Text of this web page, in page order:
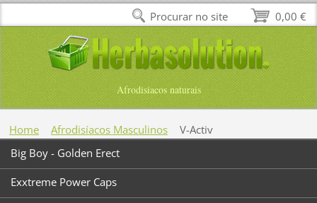
Afrodisiacos naturais
Home Afrodisíacos Masculinos
V-Activ
Big Boy - Golden Erect
Exxtreme Power Caps
0,00 €
Procurar no site